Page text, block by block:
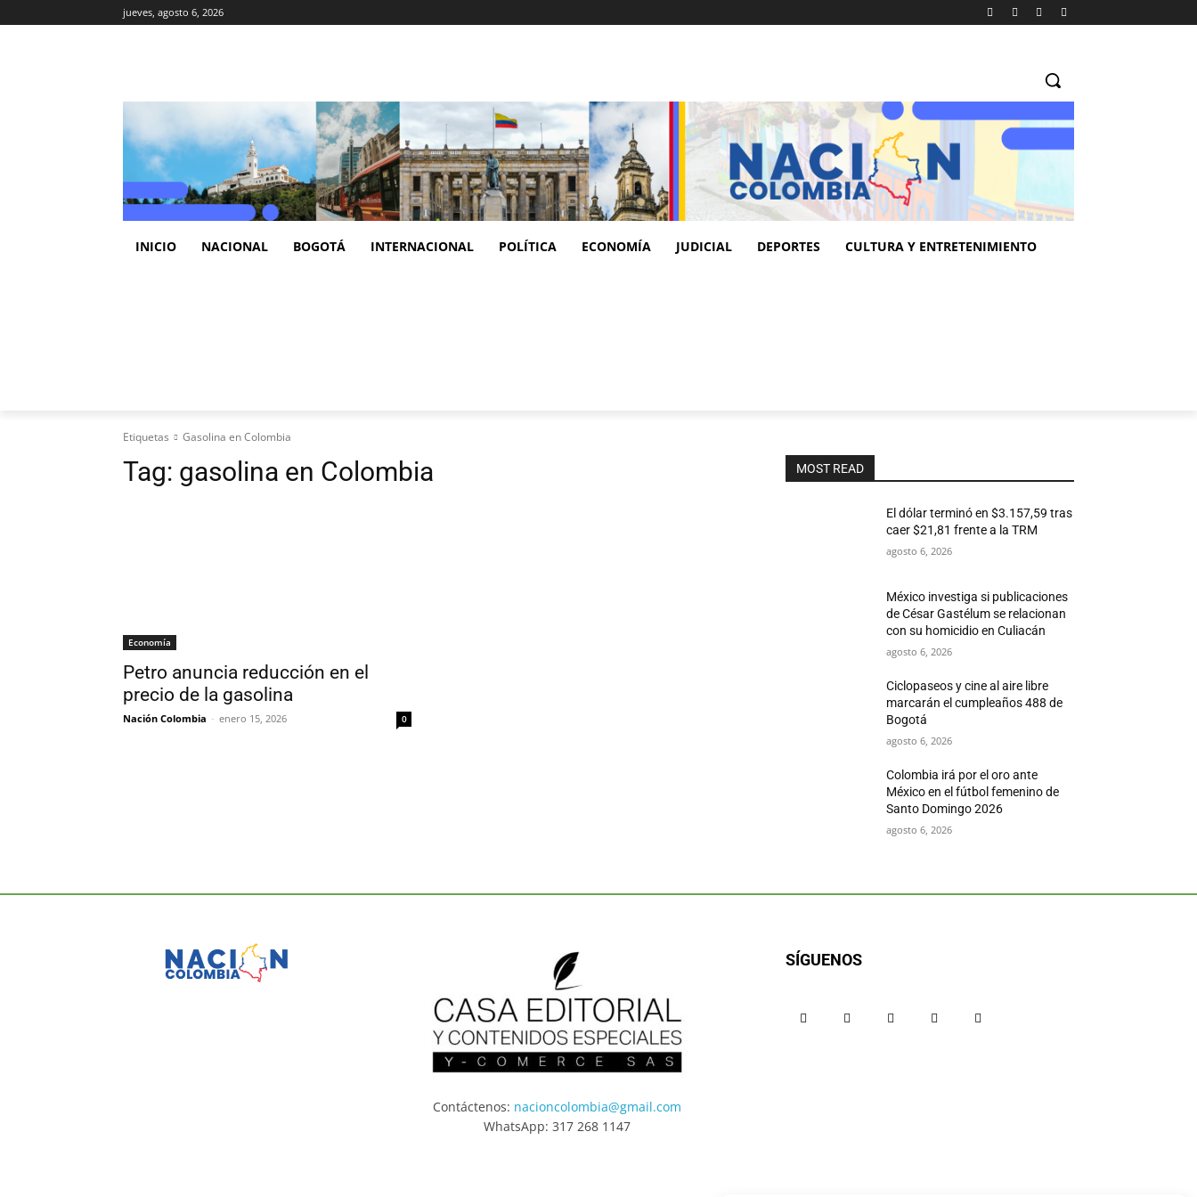
jueves, agosto 6, 2026
INICIO NACIONAL BOGOTÁ INTERNACIONAL POLÍTICA ECONOMÍA JUDICIAL DEPORTES CULTURA Y ENTRETENIMIENTO
Etiquetas Gasolina en Colombia
Tag: gasolina en Colombia
Economía
Petro anuncia reducción en el
precio de la gasolina
Nación Colombia - enero 15, 2026 0
MOST READ
El dólar terminó en $3.157,59 tras
caer $21,81 frente a la TRM
agosto 6, 2026
México investiga si publicaciones
de César Gastélum se relacionan
con su homicidio en Culiacán
agosto 6, 2026
Ciclopaseos y cine al aire libre
marcarán el cumpleaños 488 de
Bogotá
agosto 6, 2026
Colombia irá por el oro ante
México en el fútbol femenino de
Santo Domingo 2026
agosto 6, 2026
Contáctenos: nacioncolombia@gmail.com
WhatsApp: 317 268 1147
SÍGUENOS